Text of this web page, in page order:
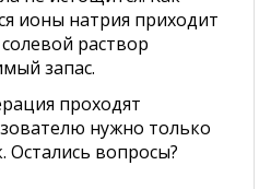
ионы натрия приходит
раствор
запас.
проходят
нужно только
Остались вопросы?